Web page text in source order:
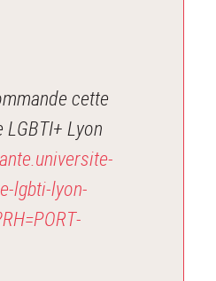
cette
LGBTI+ Lyon
lgbti-lyon-